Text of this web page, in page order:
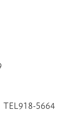
TEL918-5664